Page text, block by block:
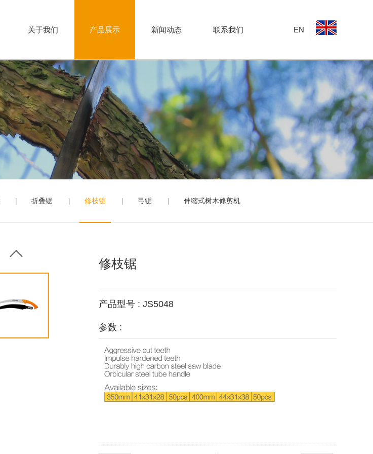
关于我们 产品展示 新闻动态 联系我们 EN
折叠锯 修枝锯 弓锯 伸缩式树木修剪机
修枝锯
产品型号 : JS5048
参数 :